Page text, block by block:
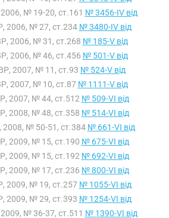
№ 19-20, ст.161 № 3456-IV від
2006, № 27, ст.234 № 3480-IV від
2006, № 31, ст.268 № 185-V від
2006, № 46, ст.456 № 501-V від
2007, № 11, ст.93 № 524-V від
2007, № 10, ст.87 № 1111-V від
2007, № 44, ст.512 № 509-VI від
2008, № 48, ст.358 № 514-VI від
2008, № 50-51, ст.384 № 661-VI від
2009, № 15, ст.190 № 675-VI від
2009, № 15, ст.192 № 692-VI від
2009, № 17, ст.236 № 800-VI від
2009, № 19, ст.257 № 1055-VI від
2009, № 29, ст.393 № 1254-VI від
№ 36-37, ст.511 № 1390-VI від